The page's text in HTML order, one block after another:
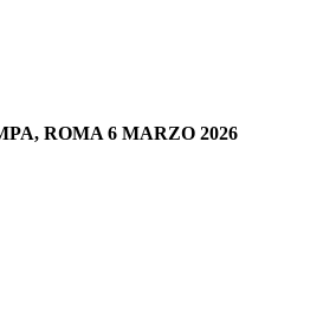
ROMA 6 MARZO 2026